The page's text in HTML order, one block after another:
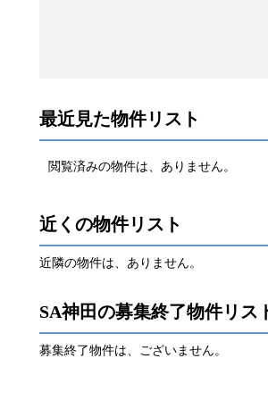
最近見た物件リスト
閲覧済みの物件は、ありません。
近くの物件リスト
近隣の物件は、ありません。
SA神田の募集終了物件リス
募集終了物件は、ございません。